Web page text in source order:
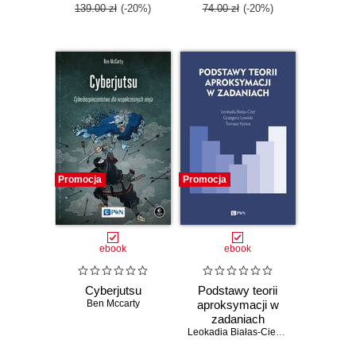
139.00 zł (-20%) 74.00 zł (-20%)
Promocja
ebook
Cyberjutsu
Ben Mccarty
Promocja
ebook
Podstawy teorii
aproksymacji w
zadaniach
Leokadia Białas-Cież
,